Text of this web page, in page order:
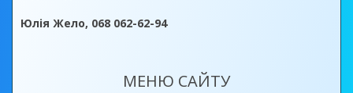
Юлія Жело, 068 062-62-94
МЕНЮ САЙТУ